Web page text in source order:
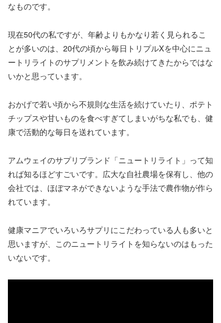
なものです。
現在50代の私ですが、年齢よりもかなり若く見られるこ
とが多いのは、20代の頃から毎日トリプルXを中心にニュ
ートリライトのサプリメントを飲み続けてきたからではな
いかと思っています。
おかげで若い頃から不規則な生活を続けていたり、ポテト
チップスや甘いものを食べすぎてしまいがちな私でも、健
康で活動的な毎日を送れています。
アムウェイのサプリブランド「ニュートリライト」って知
れば知るほどすごいです。広大な自社農場を保有し、他の
会社では、ほぼマネができないような手法で農作物が作ら
れています。
健康マニアでいろいろサプリにこだわっている人も多いと
思いますが、このニュートリライトを知らないのはもった
いないです。